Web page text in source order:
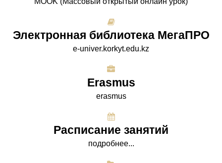
Электронная библиотека МегаПРО
e-univer.korkyt.edu.kz
Erasmus
erasmus
Расписание занятий
подробнее...